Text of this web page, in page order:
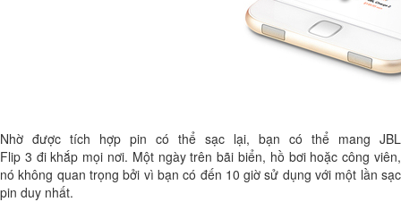
Nhờ được tích hợp pin có thể sạc lại, bạn có thể mang JBL
Flip 3 đi khắp mọi nơi. Một ngày trên bãi biển, hồ bơi hoặc công viên,
nó không quan trọng bởi vì bạn có đến 10 giờ sử dụng với một lần sạc
pin duy nhất.